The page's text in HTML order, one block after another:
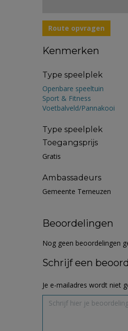
Route opvragen
Kenmerken
Type speelplek
Openbare speeltuin
Sport & Fitness
Voetbalveld/Pannakooi
Type speelplek
Toegangsprijs
Gratis
Ambassadeurs
Gemeente Terneuzen
Beoordelingen
Nog geen beoordelingen
Schrijf een
Je e-mailadres wordt niet